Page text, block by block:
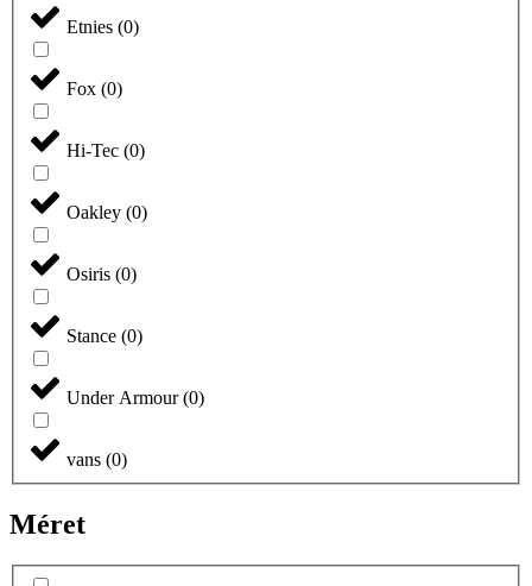
Etnies (0)
Fox (0)
Hi-Tec (0)
Oakley (0)
Osiris (0)
Stance (0)
Under Armour(0)
vans (0)
Méret